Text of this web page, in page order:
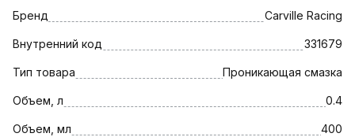
Бренд Carville Racing
Внутренний код 331679
Тип товара Проникающая смазка
Объем, л 0.4
Объем, мл 400